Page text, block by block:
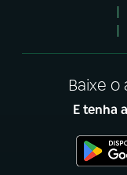
Baixe
E tenha